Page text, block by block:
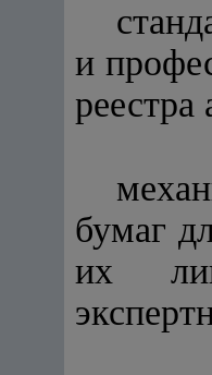
и
реестра
бумаг
их